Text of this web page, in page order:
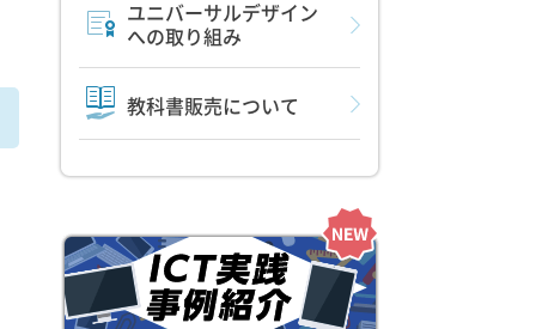
ユニバーサルデザイン
への取り組み
教科書販売について